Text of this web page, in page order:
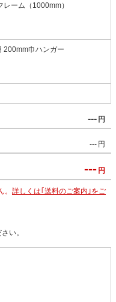
ーム（1000mm）
200mm巾ハンガー
--- 円
--- 円
--- 円
詳しくは｢送料のご案内｣をご
い。